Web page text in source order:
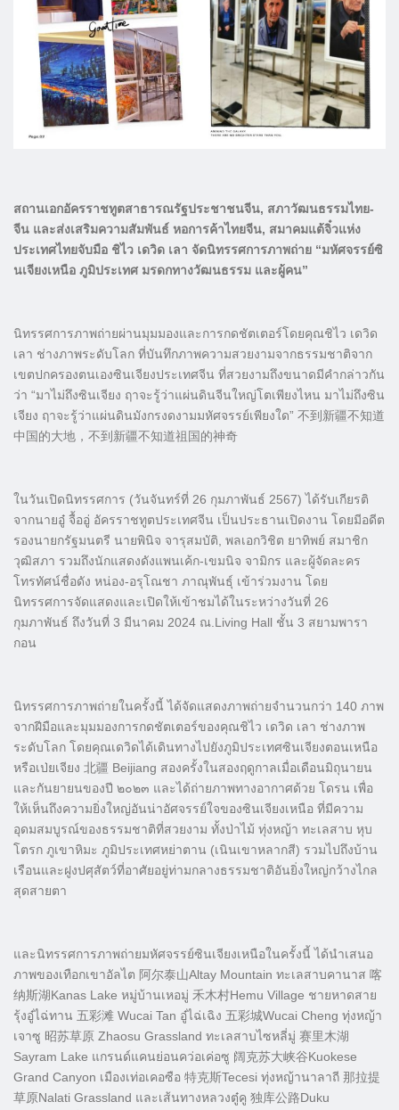
สถานเอกอัครราชทูตสาธารณรัฐประชาชนจีน, สภาวัฒนธรรมไทย-
จีน และส่งเสริมความสัมพันธ์ หอการค้าไทยจีน, สมาคมแต้จิ๋วแห่ง
ประเทศไทยจับมือ ชิไว เดวิด เลา จัดนิทรรศการภาพถ่าย “มหัศจรรย์ซิ
นเจียงเหนือ ภูมิประเทศ มรดกทางวัฒนธรรม และผู้คน”
นิทรรศการภาพถ่ายผ่านมุมมองและการกดชัตเตอร์โดยคุณชิไว เดวิด
เลา ช่างภาพระดับโลก ที่บันทึกภาพความสวยงามจากธรรมชาติจาก
เขตปกครองตนเองซินเจียงประเทศจีน ที่สวยงามถึงขนาดมีคำกล่าวกัน
ว่า “มาไม่ถึงซินเจียง ฤาจะรู้ว่าแผ่นดินจีนใหญ่โตเพียงไหน มาไม่ถึงซิน
เจียง ฤาจะรู้ว่าแผ่นดินมังกรงดงามมหัศจรรย์เพียงใด” 不到新疆不知道
中国的大地，不到新疆不知道祖国的神奇
ในวันเปิดนิทรรศการ (วันจันทร์ที่ 26 กุมภาพันธ์ 2567) ได้รับเกียรติ
จากนายอู๋ จื้ออู่ อัครราชทูตประเทศจีน เป็นประธานเปิดงาน โดยมีอดีต
รองนายกรัฐมนตรี นายพินิจ จารุสมบัติ, พลเอกวิชิต ยาทิพย์ สมาชิก
วุฒิสภา รวมถึงนักแสดงดังแพนเค้ก-เขมนิจ จามิกร และผู้จัดละคร
โทรทัศน์ชื่อดัง หน่อง-อรุโณชา ภาณุพันธุ์ เข้าร่วมงาน โดย
นิทรรศการจัดแสดงและเปิดให้เข้าชมได้ในระหว่างวันที่ 26
กุมภาพันธ์ ถึงวันที่ 3 มีนาคม 2024 ณ.Living Hall ชั้น 3 สยามพารา
กอน
นิทรรศการภาพถ่ายในครั้งนี้ ได้จัดแสดงภาพถ่ายจำนวนกว่า 140 ภาพ
จากฝีมือและมุมมองการกดชัตเตอร์ของคุณชิไว เดวิด เลา ช่างภาพ
ระดับโลก โดยคุณเดวิดได้เดินทางไปยังภูมิประเทศซินเจียงตอนเหนือ
หรือเป่ยเจียง 北疆 Beijiang สองครั้งในสองฤดูกาลเมื่อเดือนมิถุนายน
และกันยายนของปี ๒๐๒๓ และได้ถ่ายภาพทางอากาศด้วย โดรน เพื่อ
ให้เห็นถึงความยิ่งใหญ่อันน่าอัศจรรย์ใจของซินเจียงเหนือ ที่มีความ
อุดมสมบูรณ์ของธรรมชาติที่สวยงาม ทั้งป่าไม้ ทุ่งหญ้า ทะเลสาบ หุบ
โตรก ภูเขาหิมะ ภูมิประเทศหย่าตาน (เนินเขาหลากสี) รวมไปถึงบ้าน
เรือนและฝูงปศุสัตว์ที่อาศัยอยู่ท่ามกลางธรรมชาติอันยิ่งใหญ่กว้างไกล
สุดสายตา
และนิทรรศการภาพถ่ายมหัศจรรย์ซินเจียงเหนือในครั้งนี้ ได้นำเสนอ
ภาพของเทือกเขาอัลไต 阿尔泰山Altay Mountain ทะเลสาบคานาส 喀
纳斯湖Kanas Lake หมู่บ้านเหอมู่ 禾木村Hemu Village ชายหาดสาย
รุ้งอู๋ไฉ่ทาน 五彩滩 Wucai Tan อู๋ไฉ่เฉิง 五彩城Wucai Cheng ทุ่งหญ้า
เจาซู 昭苏草原 Zhaosu Grassland ทะเลสาบไซหลี่มู่ 赛里木湖
Sayram Lake แกรนด์แคนย่อนคว่อเค่อซู 阔克苏大峡谷Kuokese
Grand Canyon เมืองเท่อเคอซือ 特克斯Tecesi ทุ่งหญ้านาลาถี 那拉提
草原Nalati Grassland และเส้นทางหลวงตู๋คู 独库公路Duku